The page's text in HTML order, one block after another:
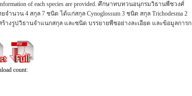
information of each species are provided. ศึกษาทบทวนอนุกรมวิธานพืชวงศ์
ยจำนวน 4 สกุล 7 ชนิด ได้แก่สกุล Cynoglossum 3 ชนิด สกุล Trichodesma 2
ร้างรูปวิธานจำแนกสกุล และชนิด บรรยายพืชอย่างละเอียด และข้อมูลการก
count: